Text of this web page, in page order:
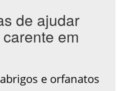
de ajudar
em
e orfanatos